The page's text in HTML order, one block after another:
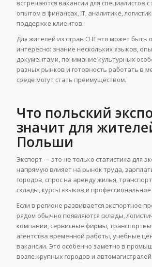
встречаются вакансии для специалистов
опытом в финансах, IT, аналитике,
поддержке клиентов.
Для жителей из стран СНГ это может быть
интересно: знание нескольких языков,
документами, понимание культурных
разных рынков и готовность работать в
среде могут стать преимуществом.
Что польский
значит для
Польши
Экспорт — это не только статистика для
напрямую влияет на рынок труда,
городов, спрос на аренду жилья,
склады, курсы языков и
Если в регионе развивается экспортное
рядом обычно появляются склады,
компании, сервисные фирмы,
агентства временной работы, учебные
вакансии. Это особенно заметно в
возле крупных городов и автомагистралей.